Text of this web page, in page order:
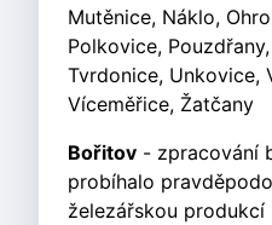
Mutěnice, Náklo,
Polkovice,
Tvrdonice, Unkovice,
Víceměřice, Žatčany
Bořitov - zpracování
probíhalo
železářskou produkcí